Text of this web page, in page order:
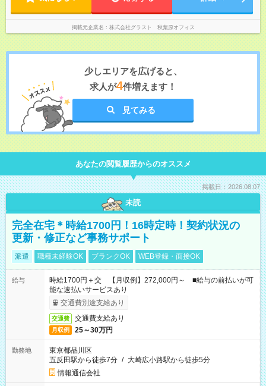
掲載元企業名 株式会社グラスト 秋葉原オフィス
少しエリアを広げると、
求人が4件増えます！
見てみる
あなたの閲覧履歴からのオススメ
掲載日：2026.08.07
未読
完全在宅＊時給1700円！16時定時！契約状況の
更新・修正など事務サポート
派遣 職種未経験OK ブランクOK WEB登録・面接OK
給与
時給1700円＋交 【月収例】272,000円～ ■給与の前払いが可
能な速払いサービスあり
交通費別途支給あり
交通費 交通費支給あり
月収例 25～30万円
勤務地
東京都品川区
五反田駅から徒歩7分 / 大崎広小路駅から徒歩5分
情報通信会社